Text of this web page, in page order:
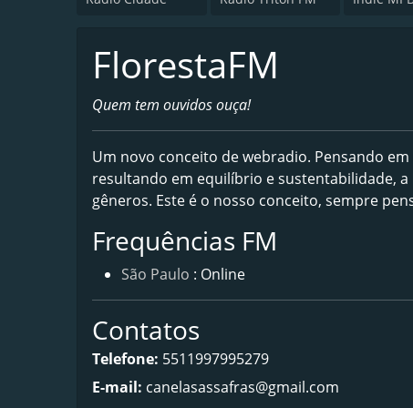
FlorestaFM
Quem tem ouvidos ouça!
Um novo conceito de webradio. Pensando
resultando em equilíbrio e sustentabilidade,
gêneros. Este é o nosso conceito, sempre
Frequências FM
São Paulo : Online
Contatos
Telefone: 5511997995279
E-mail: canelasassafras@gmail.com